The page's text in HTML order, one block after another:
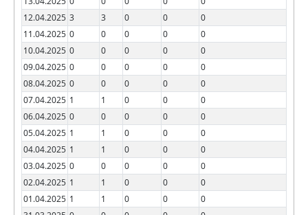
12.04.2025 3 3 0 0
0
11.04.2025 0 0 0 0
0
10.04.2025 0 0 0 0
0
09.04.2025 0 0 0 0
0
08.04.2025 0 0 0 0
0
07.04.2025 1 1 0 0
0
06.04.2025 0 0 0 0
0
05.04.2025 1 1 0 0
0
04.04.2025 1 1 0 0
0
03.04.2025 0 0 0 0
0
02.04.2025 1 1 0 0
0
01.04.2025 1 1 0 0
0